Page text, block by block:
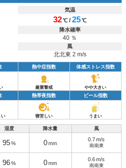
気温
32℃ /25℃
降水確率
40 ％
風
北北東 2 m/s
熱中症指数 体感ストレス指数
厳重警戒 やや大きい
熱帯夜指数 ビール指数
い 寝苦しい うまい
湿度 降水量 風
95 % 0 mm
0.7 m/s
南南東
96 % 0 mm
0.6 m/s
南南東